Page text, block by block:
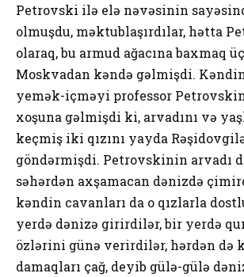
Petrovski ilə elə nəvəsinin
olmuşdu, məktublaşırdılar, hətta
olaraq, bu armud ağacına baxmaq
Moskvadan kəndə gəlmişdi.
yemək-içməyi professor
xoşuna gəlmişdi ki, arvadını və
keçmiş iki qızını yayda
göndərmişdi. Petrovskinin arvadı
səhərdən axşamacan dənizdə
kəndin cavanları da o qızlarla
yerdə dənizə girirdilər, bir yerdə
özlərini günə verirdilər, hərdən də
damaqları çağ, deyib gülə-gülə